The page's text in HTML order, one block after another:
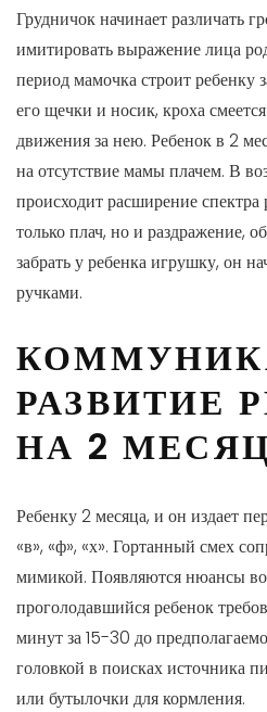
Грудничок начинает различать
имитировать выражение лица
период мамочка строит ребенку
его щечки и носик, кроха
движения за нею. Ребенок в 2
на отсутствие мамы плачем. В
происходит расширение
только плач, но и раздражение,
забрать у ребенка игрушку, он
ручками.
РАЗВИТИЕ
НА 2
Ребенку 2 месяца, и он издает
«в», «ф», «х». Гортанный смех
мимикой. Появляются нюансы
проголодавшийся ребенок
минут за 15-30 до
головкой в поисках источника
или бутылочки для кормления.